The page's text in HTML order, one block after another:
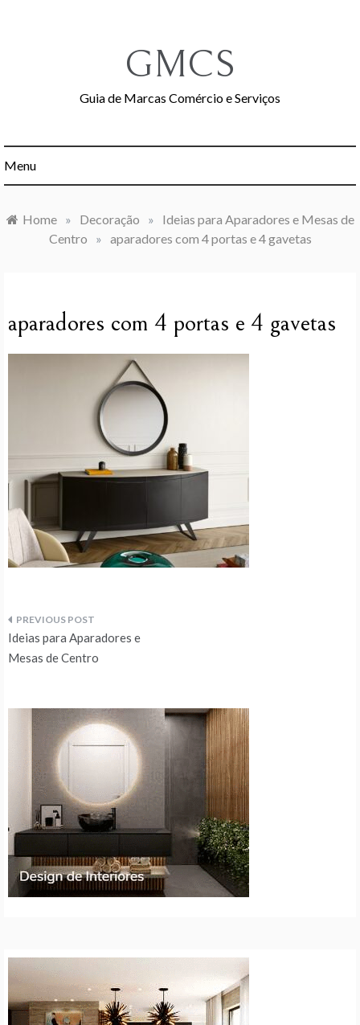
GMCS
Guia de Marcas Comércio e Serviços
Menu
Home » Decoração »
Ideias para Aparadores e Mesas de
Centro
» aparadores com 4 portas e 4 gavetas
aparadores com 4 portas e 4 gavetas
Navegação
de
artigos
Ideias para Aparadores e
Mesas de Centro